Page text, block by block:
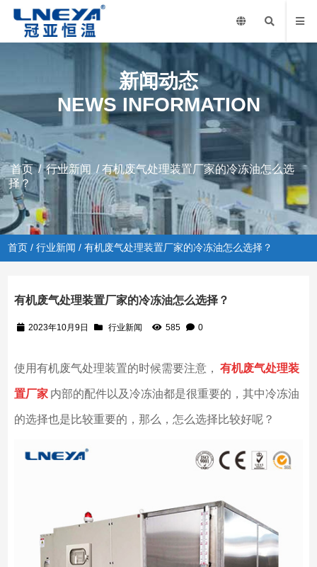
新闻动态
NEWS INFORMATION
首页/行业新闻 / 有机废气处理装置厂家的冷冻油怎么选
择？
首页 /行业新闻 / 有机废气处理装置厂家的冷冻油怎么选择？
有机废气处理装置厂家的冷冻油怎么选择？
2023年10月9日 行业新闻 585 0
使用有机废气处理装置的时候需要注意， 有机废气处理装
置厂家 内部的配件以及冷冻油都是很重要的，其中冷冻油
的选择也是比较重要的，那么，怎么选择比较好呢？